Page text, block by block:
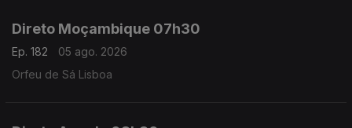
Direto Moçambique 07h30
Ep. 182
05 ago. 2026
Orfeu de Sá Lisboa